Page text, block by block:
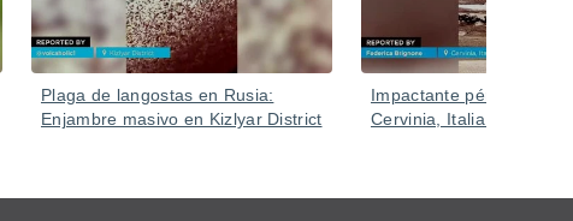
Plaga de langostas en Rusia:
Enjambre masivo en Kizlyar District
Impactante pérdida de
Cervinia, Italia.